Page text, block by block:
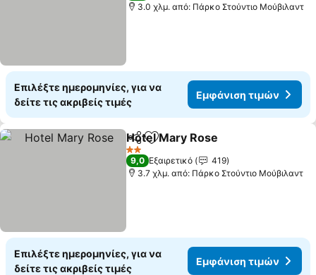
3.0 χλμ. από: Πάρκο Στούντιο Μούβιλαντ
Επιλέξτε ημερομηνίες, για να
δείτε τις ακριβείς τιμές
Εμφάνιση τιμών
Κοινοποίηση
Προσθήκη στα αγαπημένα
Hotel Mary Rose
2 Αστέρια
9,0 Εξαιρετικό
419
3.7 χλμ. από: Πάρκο Στούντιο Μούβιλαντ
Επιλέξτε ημερομηνίες, για να
δείτε τις ακριβείς τιμές
Εμφάνιση τιμών